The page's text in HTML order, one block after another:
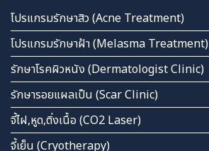
โปรแกรมรักษาสิว (Acne Treatment)
โปรแกรมรักษาฝ้า (Melasma Treatment)
รักษาโรคผิวหนัง (Dermatologist Clinic)
รักษารอยแผลเป็น (Scar Clinic)
จี้ไฝ,หูด,ติ่งเนื้อ (CO2 Laser)
จี้เย็น (Cryotherapy)